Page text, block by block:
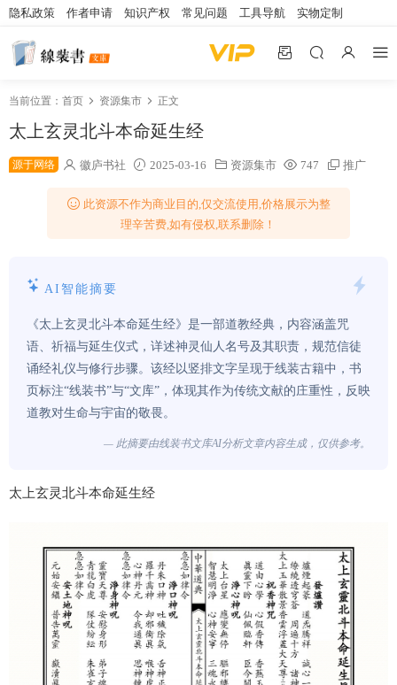
隐私政策 作者申请 知识产权 常见问题 工具导航 实物定制
当前位置： 首页 资源集市 正文
太上玄灵北斗本命延生经
源于网络 徽庐书社 2025-03-16 资源集市 747 推广
此资源不作为商业目的,仅交流使用,价格展示为整
理辛苦费,如有侵权,联系删除！
AI智能摘要
《太上玄灵北斗本命延生经》是一部道教经典，内容涵盖咒
语、祈福与延生仪式，详述神灵仙人名号及其职责，规范信徒
诵经礼仪与修行步骤。该经以竖排文字呈现于线装古籍中，书
页标注“线装书”与“文库”，体现其作为传统文献的庄重性，反映
道教对生命与宇宙的敬畏。
— 此摘要由线装书文库AI分析文章内容生成，仅供参考。
太上玄灵北斗本命延生经